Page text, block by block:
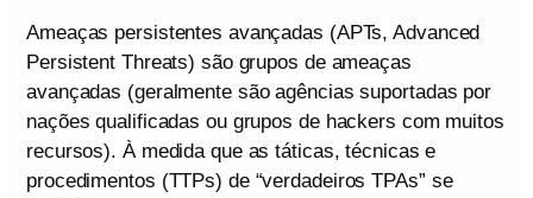
Ameaças persistentes avançadas (APTs, Advanced
Persistent Threats) são grupos de ameaças
avançadas (geralmente são agências suportadas por
nações qualificadas ou grupos de hackers com muitos
recursos). À medida que as táticas, técnicas e
procedimentos (TTPs) de “verdadeiros TPAs” se